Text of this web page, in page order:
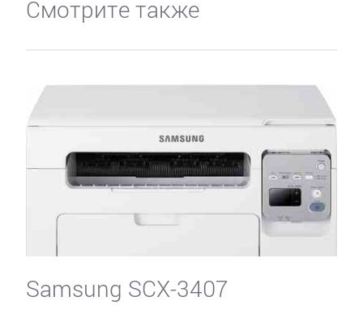
Смотрите также
Samsung SCX-3407